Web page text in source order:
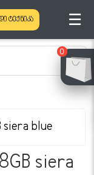
0
ტექნიკა ☰
siera